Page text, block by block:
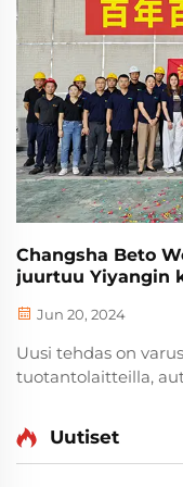
Changsha Beto
juurtuu Yiyangin
Jun 20, 2024
Uusi tehdas on
tuotantolaitteilla,
huomattavasti
kasvavan tilausten
Uutiset